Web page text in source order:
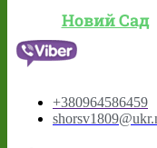
Новий Сад
+380964586459